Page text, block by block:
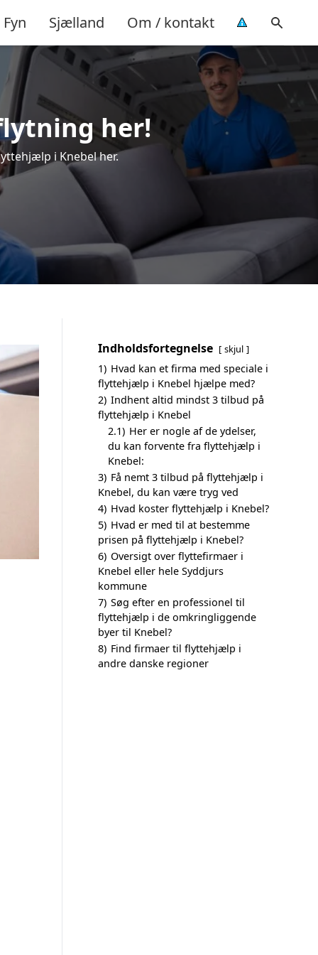
Fyn Sjælland Om / kontakt
her!
i Knebel her.
Indholdsfortegnelse skjul
1) Hvad kan et firma med speciale i
flyttehjælp i Knebel hjælpe med?
2) Indhent altid mindst 3 tilbud på
flyttehjælp i Knebel
2.1) Her er nogle af de ydelser,
du kan forvente fra flyttehjælp i
Knebel:
3) Få nemt 3 tilbud på flyttehjælp i
Knebel, du kan være tryg ved
4) Hvad koster flyttehjælp i Knebel?
5) Hvad er med til at bestemme
prisen på flyttehjælp i Knebel?
6) Oversigt over flyttefirmaer i
Knebel eller hele Syddjurs
kommune
7) Søg efter en professionel til
flyttehjælp i de omkringliggende
byer til Knebel?
8) Find firmaer til flyttehjælp i
andre danske regioner